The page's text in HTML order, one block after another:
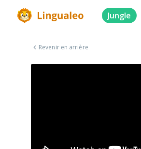
Jungle
Revenir en arrière